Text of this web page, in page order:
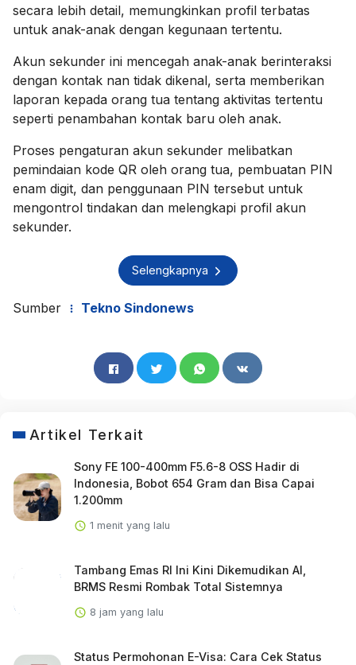
secara lebih detail, memungkinkan profil terbatas
untuk anak-anak dengan kegunaan tertentu.
Akun sekunder ini mencegah anak-anak berinteraksi
dengan kontak nan tidak dikenal, serta memberikan
laporan kepada orang tua tentang aktivitas tertentu
seperti penambahan kontak baru oleh anak.
Proses pengaturan akun sekunder melibatkan
pemindaian kode QR oleh orang tua, pembuatan PIN
enam digit, dan penggunaan PIN tersebut untuk
mengontrol tindakan dan melengkapi profil akun
sekunder.
Selengkapnya
Sumber Tekno Sindonews
Artikel Terkait
Sony FE 100-400mm F5.6-8 OSS Hadir di
Indonesia, Bobot 654 Gram dan Bisa Capai
1.200mm
1 menit yang lalu
Tambang Emas RI Ini Kini Dikemudikan AI,
BRMS Resmi Rombak Total Sistemnya
8 jam yang lalu
Status Permohonan E-Visa: Cara Cek Status